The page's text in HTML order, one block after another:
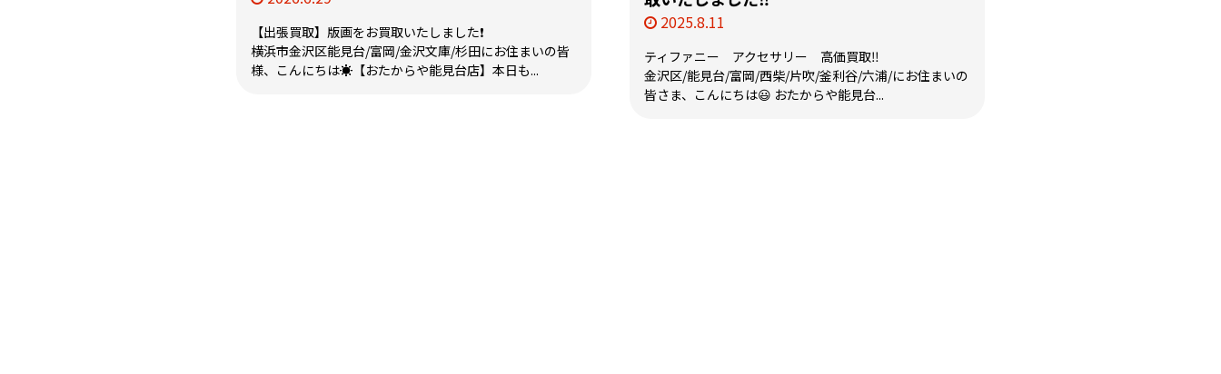
【出張買取】版画をお買取いたしました❗️
横浜市金沢区能見台/富岡/金沢文庫/杉田にお住まいの皆
様、こんにちは☀️【おたからや能見台店】本日も...
2025.8.11
ティファニー アクセサリー 高価買取‼️
金沢区/能見台/富岡/西柴/片吹/釜利谷/六浦/にお住まいの
皆さま、こんにちは😃 おたからや能見台...